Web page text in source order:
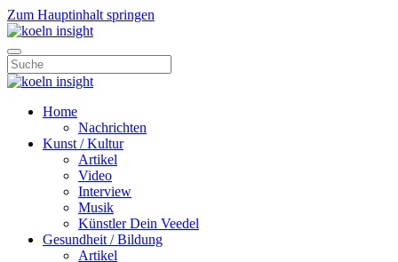
Zum Hauptinhalt springen
Home
Nachrichten
Kunst / Kultur
Artikel
Video
Interview
Musik
Künstler Dein Veedel
Gesundheit / Bildung
Artikel